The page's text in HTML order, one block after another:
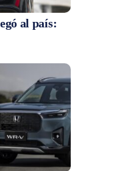
al país: